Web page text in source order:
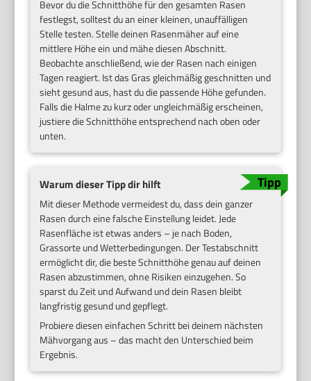
Bevor du die Schnitthöhe für den gesamten Rasen
festlegst, solltest du an einer kleinen, unauffälligen
Stelle testen. Stelle deinen Rasenmäher auf eine
mittlere Höhe ein und mähe diesen Abschnitt.
Beobachte anschließend, wie der Rasen nach einigen
Tagen reagiert. Ist das Gras gleichmäßig geschnitten und
sieht gesund aus, hast du die passende Höhe gefunden.
Falls die Halme zu kurz oder ungleichmäßig erscheinen,
justiere die Schnitthöhe entsprechend nach oben oder
unten.
Warum dieser Tipp dir hilft
Mit dieser Methode vermeidest du, dass dein ganzer
Rasen durch eine falsche Einstellung leidet. Jede
Rasenfläche ist etwas anders – je nach Boden,
Grassorte und Wetterbedingungen. Der Testabschnitt
ermöglicht dir, die beste Schnitthöhe genau auf deinen
Rasen abzustimmen, ohne Risiken einzugehen. So
sparst du Zeit und Aufwand und dein Rasen bleibt
langfristig gesund und gepflegt.
Probiere diesen einfachen Schritt bei deinem nächsten
Mähvorgang aus – das macht den Unterschied beim
Ergebnis.